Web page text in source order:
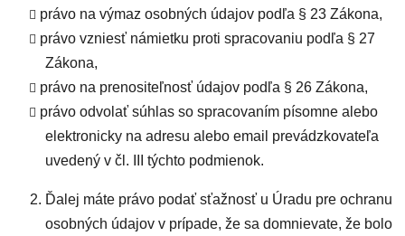
právo na výmaz osobných údajov podľa § 23 Zákona,
právo vzniesť námietku proti spracovaniu podľa § 27
Zákona,
právo na prenositeľnosť údajov podľa § 26 Zákona,
právo odvolať súhlas so spracovaním písomne alebo
elektronicky na adresu alebo email prevádzkovateľa
uvedený v čl. III týchto podmienok.
Ďalej máte právo podať sťažnosť u Úradu pre ochranu
osobných údajov v prípade, že sa domnievate, že bolo